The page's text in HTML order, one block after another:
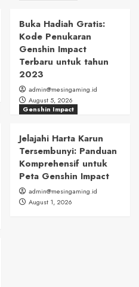
Buka Hadiah Gratis:
Kode Penukaran
Genshin Impact
Terbaru untuk tahun
2023
admin@mesingaming.id
August 5, 2026
Genshin Impact
Jelajahi Harta Karun
Tersembunyi: Panduan
Komprehensif untuk
Peta Genshin Impact
admin@mesingaming.id
August 1, 2026